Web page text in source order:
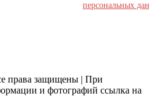
персональных
защищены | При
и фотографий ссылка на